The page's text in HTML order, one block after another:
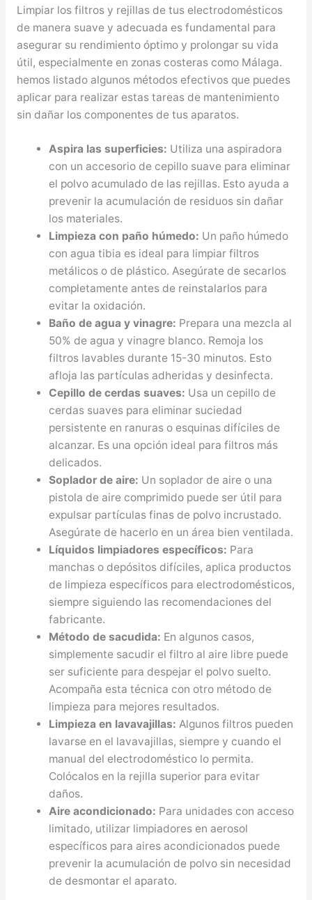
Limpiar los filtros y rejillas de tus electrodomésticos
de manera suave y adecuada es fundamental para
asegurar su rendimiento óptimo y prolongar su vida
útil, especialmente en zonas costeras como Málaga.
hemos listado algunos métodos efectivos que puedes
aplicar para realizar estas tareas de mantenimiento
sin dañar los componentes de tus aparatos.
Aspira las superficies: Utiliza una aspiradora
con un accesorio de cepillo suave para eliminar
el polvo acumulado de las rejillas. Esto ayuda a
prevenir la acumulación de residuos sin dañar
los materiales.
Limpieza con paño húmedo: Un paño húmedo
con agua tibia es ideal para limpiar filtros
metálicos o de plástico. Asegúrate de secarlos
completamente antes de reinstalarlos para
evitar la oxidación.
Baño de agua y vinagre: Prepara una mezcla al
50% de agua y vinagre blanco. Remoja los
filtros lavables durante 15-30 minutos. Esto
afloja las partículas adheridas y desinfecta.
Cepillo de cerdas suaves: Usa un cepillo de
cerdas suaves para eliminar suciedad
persistente en ranuras o esquinas difíciles de
alcanzar. Es una opción ideal para filtros más
delicados.
Soplador de aire: Un soplador de aire o una
pistola de aire comprimido puede ser útil para
expulsar partículas finas de polvo incrustado.
Asegúrate de hacerlo en un área bien ventilada.
Líquidos limpiadores específicos: Para
manchas o depósitos difíciles, aplica productos
de limpieza específicos para electrodomésticos,
siempre siguiendo las recomendaciones del
fabricante.
Método de sacudida: En algunos casos,
simplemente sacudir el filtro al aire libre puede
ser suficiente para despejar el polvo suelto.
Acompaña esta técnica con otro método de
limpieza para mejores resultados.
Limpieza en lavavajillas: Algunos filtros pueden
lavarse en el lavavajillas, siempre y cuando el
manual del electrodoméstico lo permita.
Colócalos en la rejilla superior para evitar
daños.
Aire acondicionado: Para unidades con acceso
limitado, utilizar limpiadores en aerosol
específicos para aires acondicionados puede
prevenir la acumulación de polvo sin necesidad
de desmontar el aparato.